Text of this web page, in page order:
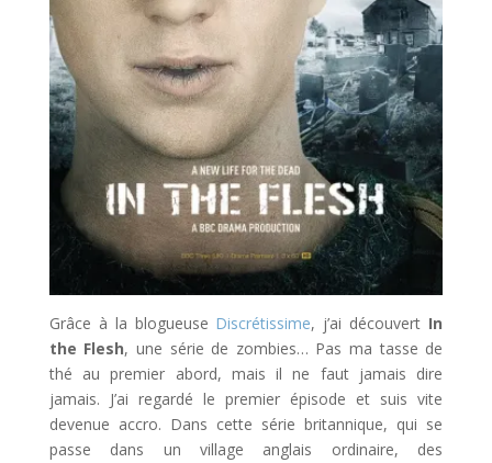
Grâce à la blogueuse Discrétissime, j’ai découvert In
the Flesh, une série de zombies… Pas ma tasse de
thé au premier abord, mais il ne faut jamais dire
jamais. J’ai regardé le premier épisode et suis vite
devenue accro. Dans cette série britannique, qui se
passe dans un village anglais ordinaire, des